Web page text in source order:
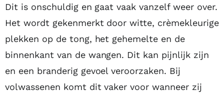
Dit is onschuldig en gaat vaak vanzelf weer over.
Het wordt gekenmerkt door witte, crèmekleurige
plekken op de tong, het gehemelte en de
binnenkant van de wangen. Dit kan pijnlijk zijn
en een branderig gevoel veroorzaken. Bij
volwassenen komt dit vaker voor wanneer zij